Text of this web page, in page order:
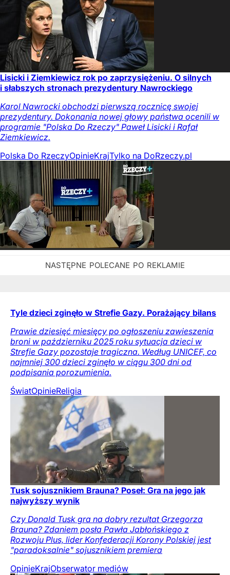
Lisicki i Ziemkiewicz rok po zaprzysiężeniu. O silnych
i słabszych stronach prezydentury Nawrockiego
Karol Nawrocki obchodzi pierwszą rocznicę swojej
prezydentury. Dokonania nowej głowy państwa ocenili w
programie "Polska Do Rzeczy" Paweł Lisicki i Rafał
Ziemkiewicz.
Polska Do RzeczyOpinieKrajTylko na DoRzeczy.pl
Tyle dzieci zginęło w Strefie Gazy. Porażający bilans
Prawie dziesięć miesięcy po ogłoszeniu zawieszenia
broni w październiku 2025 roku sytuacja dzieci w
Strefie Gazy pozostaje tragiczna. Według UNICEF, co
najmniej 300 dzieci zginęło w ciągu 300 dni od
podpisania porozumienia.
ŚwiatOpinieReligia
Tusk sojusznikiem Brauna? Poseł: Gra na jego jak
najwyższy wynik
Czy Donald Tusk gra na dobry rezultat Grzegorza
Brauna? Zdaniem posła Pawła Jabłońskiego z
Rozwoju Plus, lider Konfederacji Korony Polskiej jest
"paradoksalnie" sojusznikiem premiera
OpinieKrajObserwator mediów